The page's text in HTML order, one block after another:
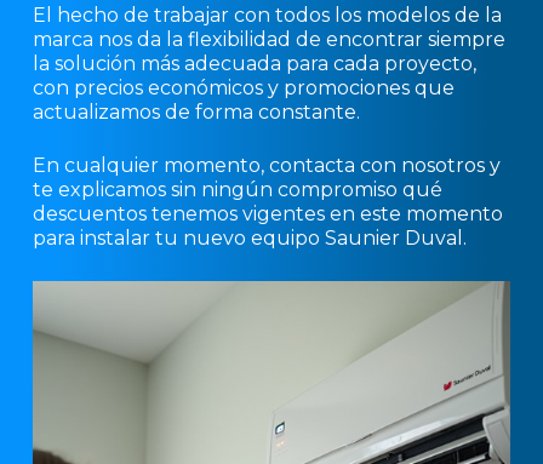
El hecho de trabajar con todos los modelos de la
marca nos da la flexibilidad de encontrar siempre
la solución más adecuada para cada proyecto,
con precios económicos y promociones que
actualizamos de forma constante.
En cualquier momento, contacta con nosotros y
te explicamos sin ningún compromiso qué
descuentos tenemos vigentes en este momento
para instalar tu nuevo equipo Saunier Duval.